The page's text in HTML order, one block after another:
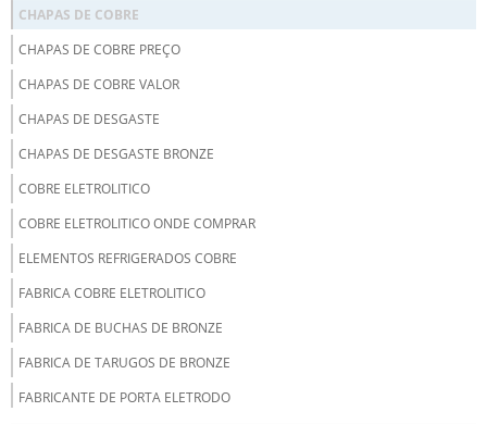
CHAPAS DE COBRE
CHAPAS DE COBRE PREÇO
CHAPAS DE COBRE VALOR
CHAPAS DE DESGASTE
CHAPAS DE DESGASTE BRONZE
COBRE ELETROLITICO
COBRE ELETROLITICO ONDE COMPRAR
ELEMENTOS REFRIGERADOS COBRE
FABRICA COBRE ELETROLITICO
FABRICA DE BUCHAS DE BRONZE
FABRICA DE TARUGOS DE BRONZE
FABRICANTE DE PORTA ELETRODO